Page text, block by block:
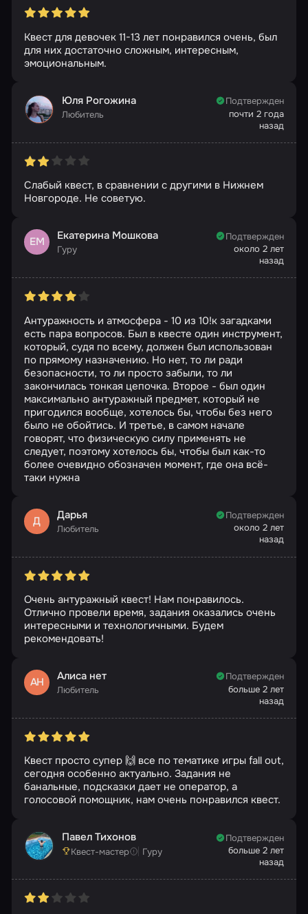
Квест для девочек 11-13 лет понравился очень, был
для них достаточно сложным, интересным,
эмоциональным.
Юля Рогожина
Любитель
Подтвержден
почти 2 года
назад
Слабый квест, в сравнении с другими в Нижнем
Новгороде. Не советую.
ЕМ Екатерина Мошкова
Гуру
Подтвержден
около 2 лет
назад
Антуражность и атмосфера - 10 из 10!к загадками
есть пара вопросов. Был в квесте один инструмент,
который, судя по всему, должен был использован
по прямому назначению. Но нет, то ли ради
безопасности, то ли просто забыли, то ли
закончилась тонкая цепочка. Второе - был один
максимально антуражный предмет, который не
пригодился вообще, хотелось бы, чтобы без него
было не обойтись. И третье, в самом начале
говорят, что физическую силу применять не
следует, поэтому хотелось бы, чтобы был как-то
более очевидно обозначен момент, где она всё-
таки нужна
Д Дарья
Любитель
Подтвержден
около 2 лет
назад
Очень антуражный квест! Нам понравилось.
Отлично провели время, задания оказались очень
интересными и технологичными. Будем
рекомендовать!
АН Алиса нет
Любитель
Подтвержден
больше 2 лет
назад
Квест просто супер 🙌 все по тематике игры fall out,
сегодня особенно актуально. Задания не
банальные, подсказки дает не оператор, а
голосовой помощник, нам очень понравился квест.
Павел Тихонов
Квест-мастер Гуру
Подтвержден
больше 2 лет
назад